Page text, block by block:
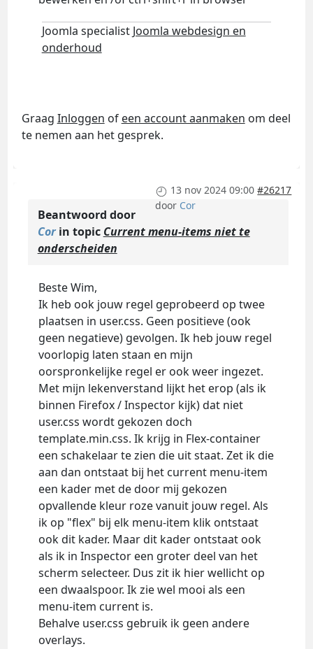
Joomla specialist Joomla webdesign en
onderhoud
Graag Inloggen of een account aanmaken om deel
te nemen aan het gesprek.
13 nov 2024 09:00 #26217
door Cor
Beantwoord door
Corin topic Current menu-items niet te
onderscheiden
Beste Wim,
Ik heb ook jouw regel geprobeerd op twee
plaatsen in user.css. Geen positieve (ook
geen negatieve) gevolgen. Ik heb jouw regel
voorlopig laten staan en mijn
oorspronkelijke regel er ook weer ingezet.
Met mijn lekenverstand lijkt het erop (als ik
binnen Firefox / Inspector kijk) dat niet
user.css wordt gekozen doch
template.min.css. Ik krijg in Flex-container
een schakelaar te zien die uit staat. Zet ik die
aan dan ontstaat bij het current menu-item
een kader met de door mij gekozen
opvallende kleur roze vanuit jouw regel. Als
ik op "flex" bij elk menu-item klik ontstaat
ook dit kader. Maar dit kader ontstaat ook
als ik in Inspector een groter deel van het
scherm selecteer. Dus zit ik hier wellicht op
een dwaalspoor. Ik zie wel mooi als een
menu-item current is.
Behalve user.css gebruik ik geen andere
overlays.